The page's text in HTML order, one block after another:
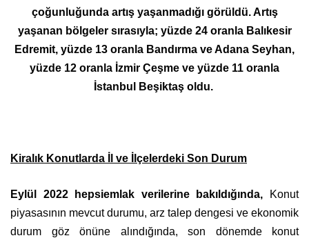
çoğunluğunda artış yaşanmadığı görüldü. Artış
yaşanan bölgeler sırasıyla; yüzde 24 oranla Balıkesir
Edremit, yüzde 13 oranla Bandırma ve Adana Seyhan,
yüzde 12 oranla İzmir Çeşme ve yüzde 11 oranla
İstanbul Beşiktaş oldu.
Kiralık Konutlarda İl ve İlçelerdeki Son Durum
Eylül 2022 hepsiemlak verilerine bakıldığında,
Konut
piyasasının mevcut durumu, arz talep dengesi ve ekonomik
durum göz önüne alındığında, son dönemde konut